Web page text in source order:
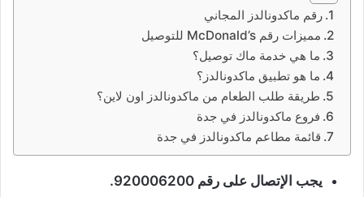
رقم ماكدونالدز المجاني
مميزات رقم McDonald’s للتوصيل
ما هي خدمة ماك توصيل؟
ما هو تطبيق ماكدونالدز؟
طريقة طلب الطعام من ماكدونالدز اون لاين؟
فروع ماكدونالدز في جدة
قائمة مطاعم ماكدونالدز في جدة
يجب الإتصال على رقم 920006200.